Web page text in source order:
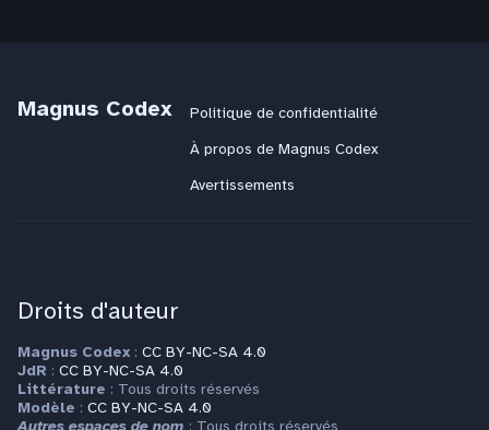
Magnus Codex
Politique de confidentialité
À propos de Magnus Codex
Avertissements
Droits d'auteur
Magnus Codex : CC BY-NC-SA 4.0
JdR : CC BY-NC-SA 4.0
Littérature : Tous droits réservés
Modèle : CC BY-NC-SA 4.0
Autres espaces de nom : Tous droits réservés